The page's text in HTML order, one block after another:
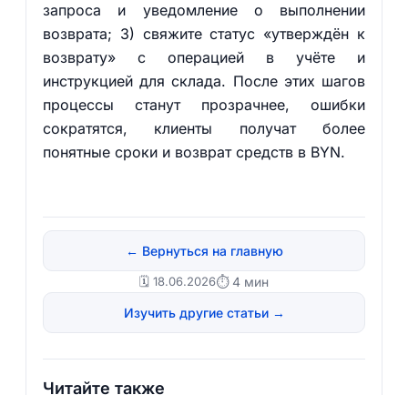
запроса и уведомление о выполнении
возврата; 3) свяжите статус «утверждён к
возврату» с операцией в учёте и
инструкцией для склада. После этих шагов
процессы станут прозрачнее, ошибки
сократятся, клиенты получат более
понятные сроки и возврат средств в BYN.
← Вернуться на главную
🗓️ 18.06.2026⏱ 4 мин
Изучить другие статьи →
Читайте также